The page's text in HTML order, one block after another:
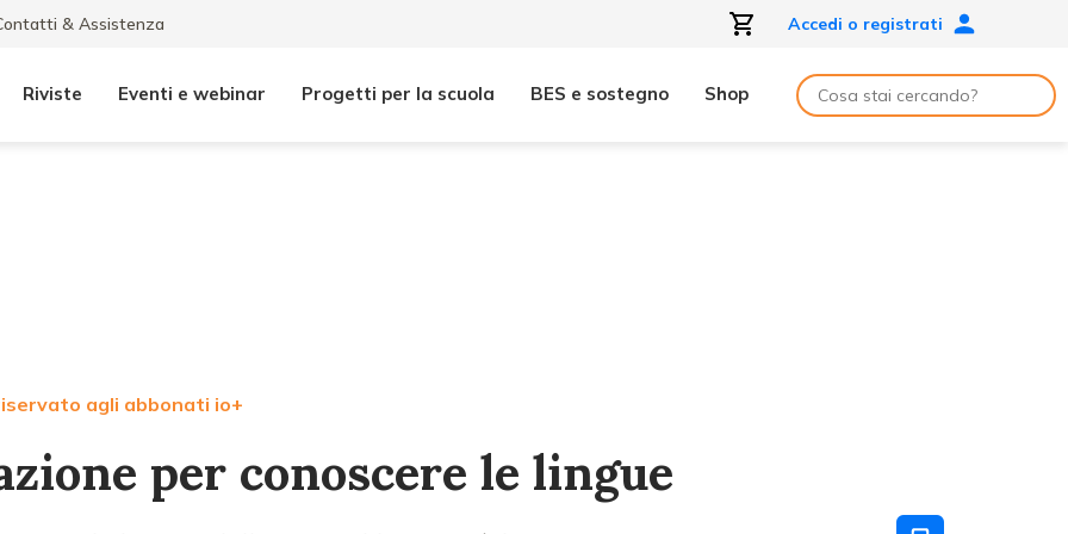
& Assistenza Accedi o registrati
Riviste Eventi e webinar Progetti per la scuola BES e sostegno Shop
agli abbonati io+
per conoscere le lingue